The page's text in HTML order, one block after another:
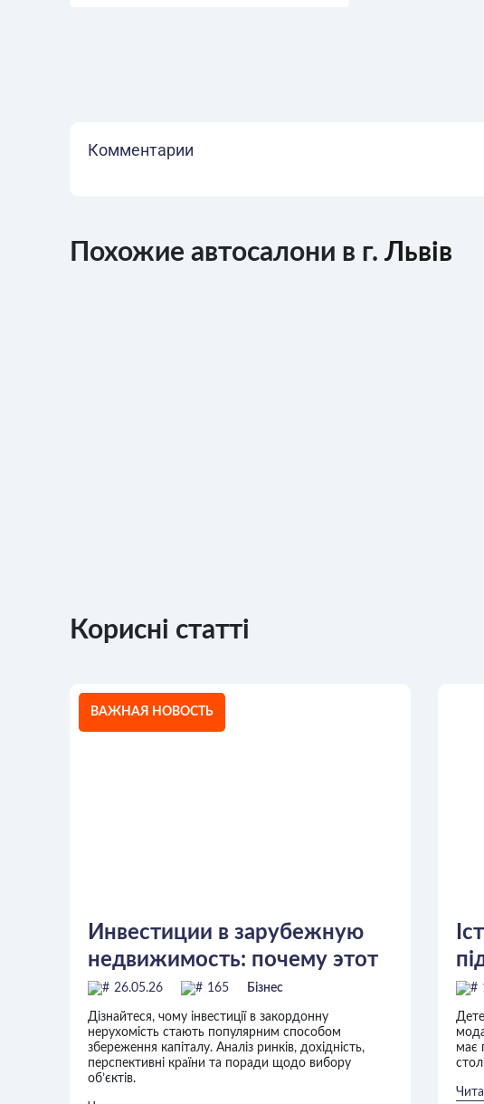
Комментарии
Похожие автосалони в г. Львів
Корисні статті
ВАЖНАЯ НОВОСТЬ
Инвестиции в зарубежную
недвижимость: почему этот
способ сохранения капитала
26.05.26 165 Бізнес
Дізнайтеся, чому інвестиції в закордонну
нерухомість стають популярним способом
збереження капіталу. Аналіз ринків, дохідність,
перспективні країни та поради щодо вибору
об’єктів.
має